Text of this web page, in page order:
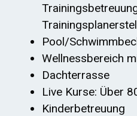
Pool/
Wellnessbereich
Dachterrasse
Live Kurse: Über
Kinderbetreuung